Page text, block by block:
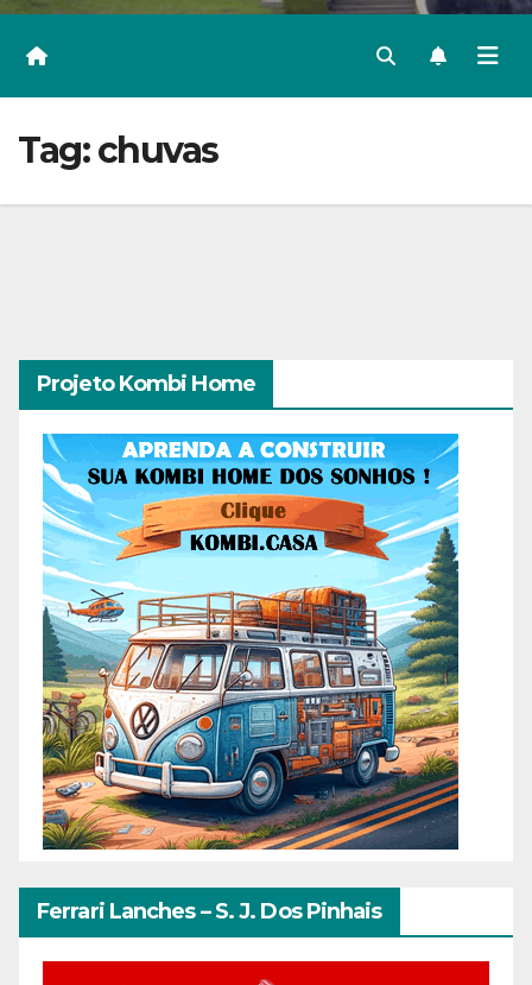
Tag:chuvas
Projeto Kombi Home
Ferrari Lanches – S. J. Dos Pinhais